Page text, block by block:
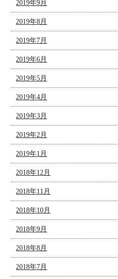
2019年9月
2019年8月
2019年7月
2019年6月
2019年5月
2019年4月
2019年3月
2019年2月
2019年1月
2018年12月
2018年11月
2018年10月
2018年9月
2018年8月
2018年7月